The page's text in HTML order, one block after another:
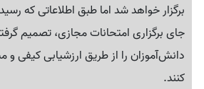
برگزار خواهد شد اما طبق اطلاعاتی که
جای برگزاری امتحانات مجازی، تصمیم
دانش‌آموزان را از طریق ارزشیابی کیفی و
کنند.